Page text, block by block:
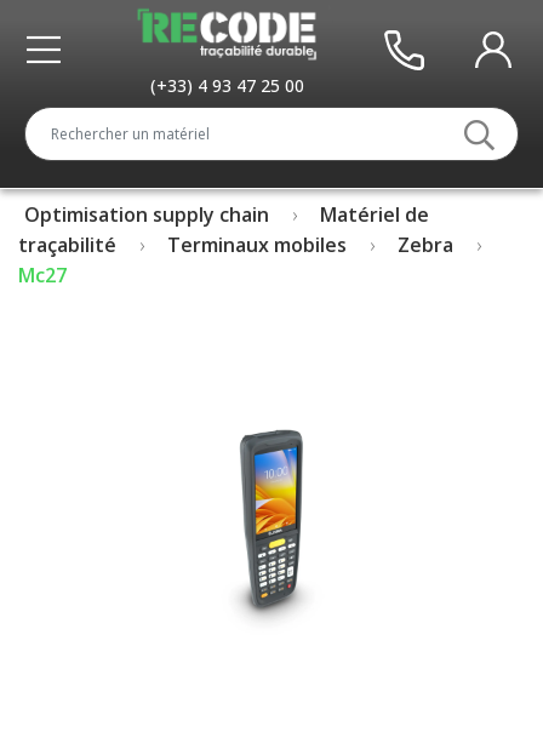
(+33) 4 93 47 25 00
Optimisation supply chain
Matériel de
traçabilité
Terminaux mobiles
Zebra
Mc27